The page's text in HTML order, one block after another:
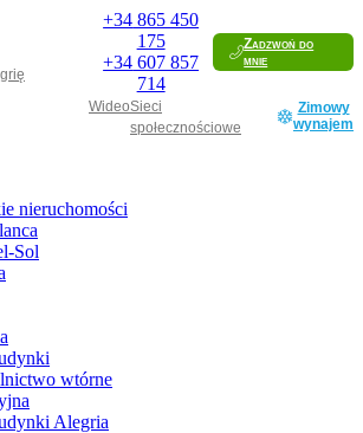
+34 865 450
175
+34 607 857
714
Zadzwoń do
mnie
WideoSieci
społecznościowe
Zimowy
wynajem
nieruchomości
Sol
wtórne
Alegria